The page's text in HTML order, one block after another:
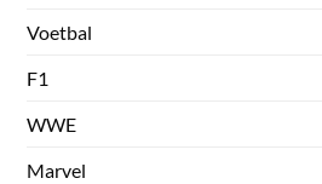
Voetbal
F1
WWE
Marvel